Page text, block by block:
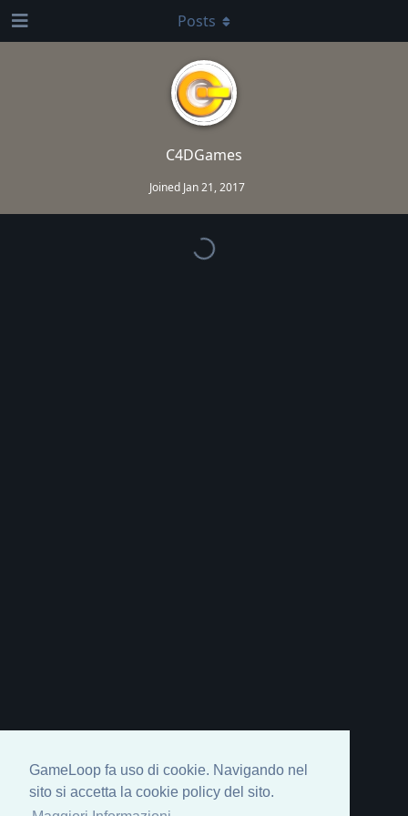
GameLoop fa uso di cookie. Navigando nel
sito si accetta la cookie policy del sito.
C4DGames
Joined Jan 21, 2017
Posts